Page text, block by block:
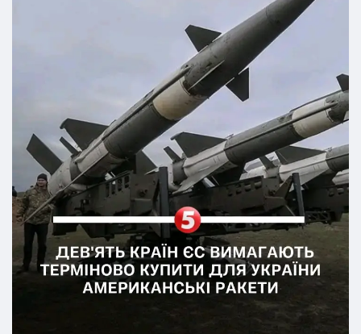
винятки й негайно придбати у США дефіцитні ракети
PAC-3, AIM-120, ATACMS та HARM. Міністри
наголошують, що європейська промисловість не здатна
закрити ці потреби вчасно, а зволікання коштує